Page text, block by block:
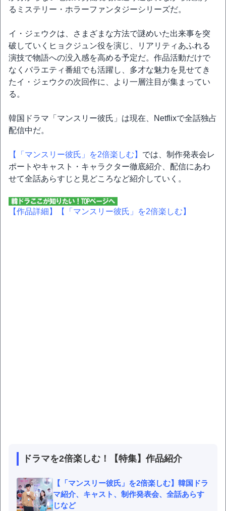
るミステリー・ホラーファンタジーシリーズだ。
イ・ジェウクは、さまざまな方法で謎めいた出来事を突
破していくヒョクジュン役を演じ、リアリティあふれる
演技で物語への没入感を高める予定だ。作品活動だけで
なくバラエティ番組でも活躍し、多才な魅力を見せてき
たイ・ジェウクの次回作に、より一層注目が集まってい
る。
韓国ドラマ「マンスリー彼氏」は現在、Netflixで全話独占
配信中だ。
【「マンスリー彼氏」を2倍楽しむ】 では、制作発表会レ
ポートやキャスト・キャラクター徹底紹介、配信にあわ
せて全話あらすじと見どころなど紹介していく。
【作品詳細】 【「マンスリー彼氏」を2倍楽しむ】
ドラマを2倍楽しむ！【特集】作品紹介
【「マンスリー彼氏」を2倍楽しむ】韓国ドラ
マ紹介、キャスト、制作発表会、全話あらす
じなど